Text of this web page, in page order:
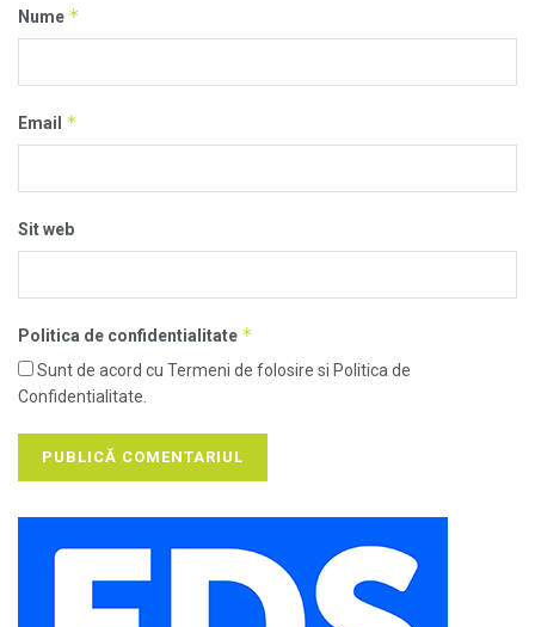
Nume *
Email *
Sit web
Politica de confidentialitate *
Sunt de acord cu Termeni de folosire si Politica de
Confidentialitate.